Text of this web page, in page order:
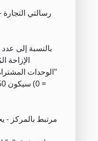
رسالتي
بالنسبة إلى
الإزاحة
مرتبط بالمركز -